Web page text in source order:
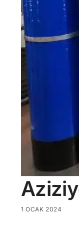
1 OCAK 2024